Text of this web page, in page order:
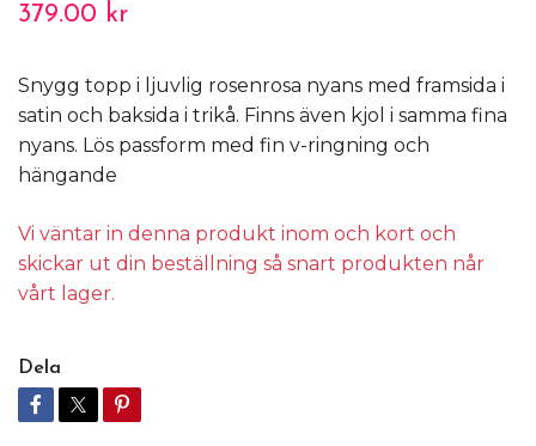
379.00 kr
Snygg topp i ljuvlig rosenrosa nyans med framsida i
satin och baksida i trikå. Finns även kjol i samma fina
nyans. Lös passform med fin v-ringning och
hängande
Vi väntar in denna produkt inom och kort och
skickar ut din beställning så snart produkten når
vårt lager.
Dela